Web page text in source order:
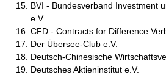
BVI - Bundesverband Investment
e.V.
CFD - Contracts for Difference
Der Übersee-Club e.V.
Deutsch-Chinesische
Deutsches Aktieninstitut e.V.